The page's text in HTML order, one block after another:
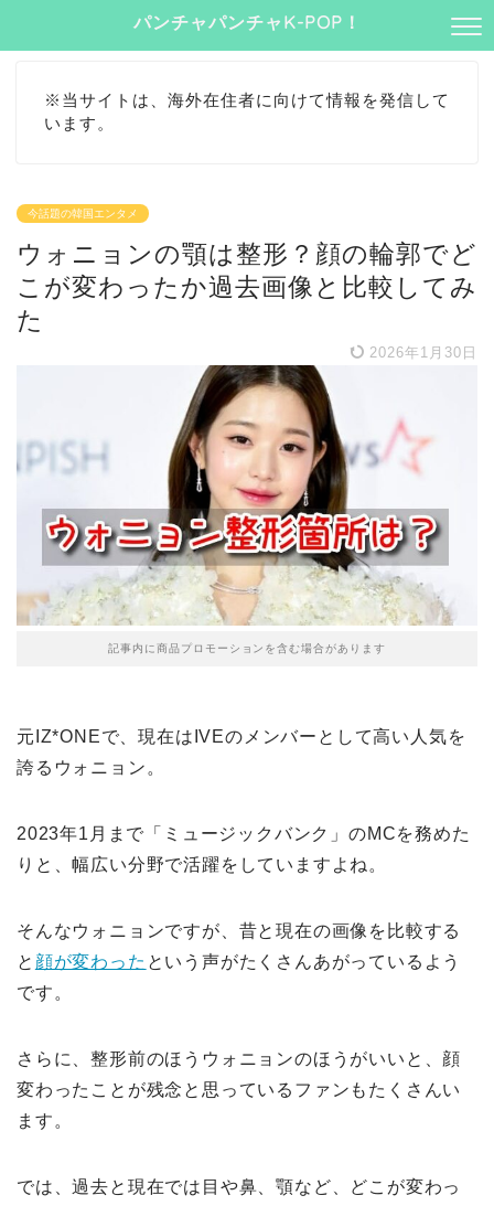
パンチャパンチャK-POP！
※当サイトは、海外在住者に向けて情報を発信して
います。
今話題の韓国エンタメ
ウォニョンの顎は整形？顔の輪郭でど
こが変わったか過去画像と比較してみ
た
2026年1月30日
記事内に商品プロモーションを含む場合があります
元IZ*ONEで、現在はIVEのメンバーとして高い人気を
誇るウォニョン。
2023年1月まで「ミュージックバンク」のMCを務めた
りと、幅広い分野で活躍をしていますよね。
そんなウォニョンですが、昔と現在の画像を比較する
と 顔が変わった という声がたくさんあがっているよう
です。
さらに、整形前のほうウォニョンのほうがいいと、顔
変わったことが残念と思っているファンもたくさんい
ます。
では、過去と現在では目や鼻、顎など、どこが変わっ